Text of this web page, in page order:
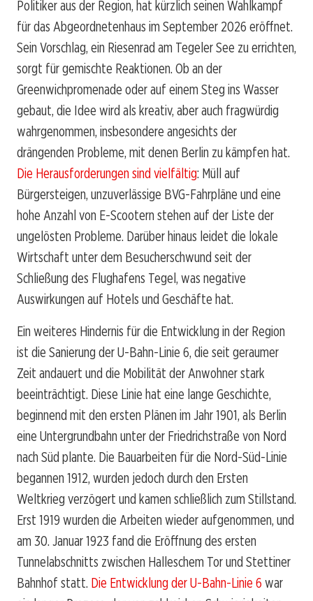
Politiker aus der Region, hat kürzlich seinen Wahlkampf
für das Abgeordnetenhaus im September 2026 eröffnet.
Sein Vorschlag, ein Riesenrad am Tegeler See zu errichten,
sorgt für gemischte Reaktionen. Ob an der
Greenwichpromenade oder auf einem Steg ins Wasser
gebaut, die Idee wird als kreativ, aber auch fragwürdig
wahrgenommen, insbesondere angesichts der
drängenden Probleme, mit denen Berlin zu kämpfen hat.
Die Herausforderungen sind vielfältig: Müll auf
Bürgersteigen, unzuverlässige BVG-Fahrpläne und eine
hohe Anzahl von E-Scootern stehen auf der Liste der
ungelösten Probleme. Darüber hinaus leidet die lokale
Wirtschaft unter dem Besucherschwund seit der
Schließung des Flughafens Tegel, was negative
Auswirkungen auf Hotels und Geschäfte hat.
Ein weiteres Hindernis für die Entwicklung in der Region
ist die Sanierung der U-Bahn-Linie 6, die seit geraumer
Zeit andauert und die Mobilität der Anwohner stark
beeinträchtigt. Diese Linie hat eine lange Geschichte,
beginnend mit den ersten Plänen im Jahr 1901, als Berlin
eine Untergrundbahn unter der Friedrichstraße von Nord
nach Süd plante. Die Bauarbeiten für die Nord-Süd-Linie
begannen 1912, wurden jedoch durch den Ersten
Weltkrieg verzögert und kamen schließlich zum Stillstand.
Erst 1919 wurden die Arbeiten wieder aufgenommen, und
am 30. Januar 1923 fand die Eröffnung des ersten
Tunnelabschnitts zwischen Halleschem Tor und Stettiner
Bahnhof statt. Die Entwicklung der U-Bahn-Linie 6 war